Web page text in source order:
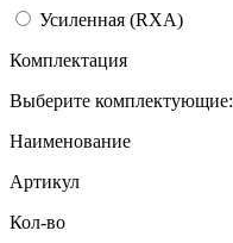
Усиленная (RXA)
Комплектация
Выберите комплектующие:
Наименование
Артикул
Кол-во